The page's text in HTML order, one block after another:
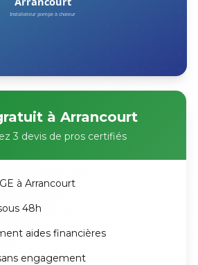
à Arrancourt
3 devis de pros certifiés
à Arrancourt
48h
aides financières
engagement